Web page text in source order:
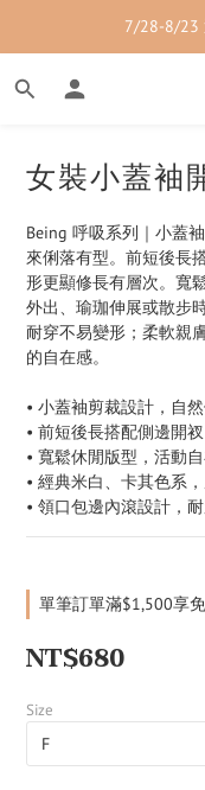
7/
7/28-8/23
7/
女裝小蓋袖
Being 呼吸系列｜小蓋
來俐落有型。前短後長
形更顯修長有層次。寬
外出、瑜珈伸展或散步
耐穿不易變形；柔軟親
的自在感。
• 小蓋袖剪裁設計，自
• 前短後長搭配側邊開
• 寬鬆休閒版型，活動
• 經典米白、卡其色系
• 領口包邊內滾設計，
單筆訂單滿$1,500享
NT$680
Size